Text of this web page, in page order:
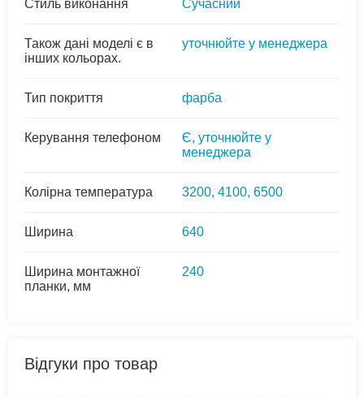
Стиль виконання Сучасний
Також дані моделі є в
інших кольорах.
уточнюйте у менеджера
Тип покриття фарба
Керування телефоном
Є, уточнюйте у
менеджера
Колірна температура 3200, 4100, 6500
Ширина 640
Ширина монтажної
планки, мм
240
Відгуки про товар